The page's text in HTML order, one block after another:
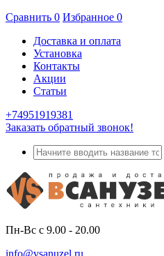
Сравнить 0 Избранное 0
Доставка и оплата
Установка
Контакты
Акции
Статьи
+74951919381
Заказать обратный звонок!
Пн-Вс с 9.00 - 20.00
info@vsanuzel.ru